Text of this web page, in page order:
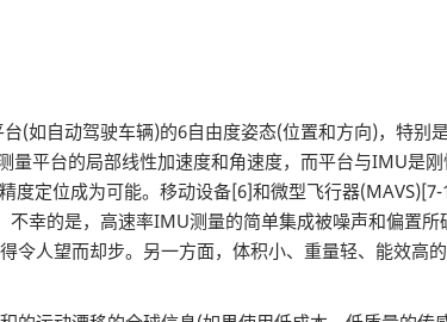
自动驾驶车辆)的6自由度姿态(位置和方向)，特别
平台的局部线性加速度和角速度，而平台与IMU是
定位成为可能。移动设备[6]和微型飞行器
幸的是，高速率IMU测量的简单集成被噪声和偏置
人望而却步。另一方面，体积小、重量轻、能效高